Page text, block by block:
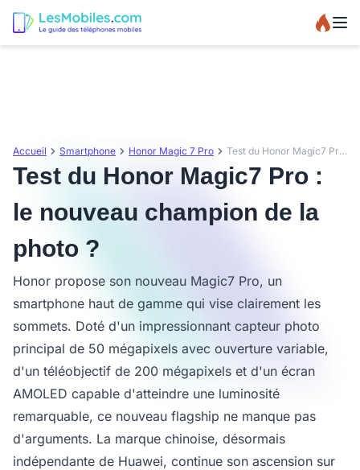
Accueil Smartphone Honor Magic 7 Pro Test du Honor Magic7 Pro : le nouveau champion de la photo ?
Test du Honor Magic7 Pro :
le nouveau champion de la
photo ?
Honor propose son nouveau Magic7 Pro, un
smartphone haut de gamme qui vise clairement les
sommets. Doté d'un impressionnant capteur photo
principal de 50 mégapixels avec ouverture variable,
d'un téléobjectif de 200 mégapixels et d'un écran
AMOLED capable d'atteindre une luminosité
remarquable, ce nouveau flagship ne manque pas
d'arguments. La marque chinoise, désormais
indépendante de Huawei, continue son ascension sur